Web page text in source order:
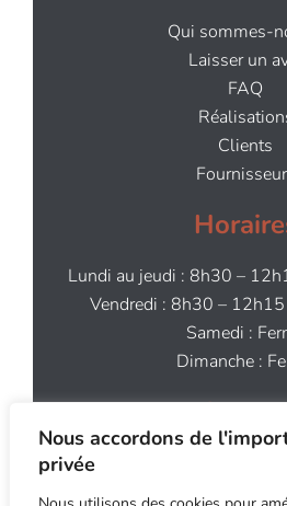
Nous accordons de
privée
Qui sommes-
Laisser un
FAQ
Clients
Lundi au jeudi : 8h30 –
Vendredi : 8h30 –
Samedi :
Dimanche :